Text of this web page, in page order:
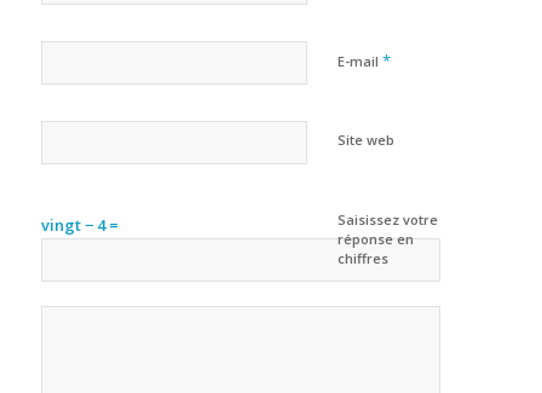
E-mail *
Site web
Saisissez votre
réponse en
chiffres
vingt − 4 =